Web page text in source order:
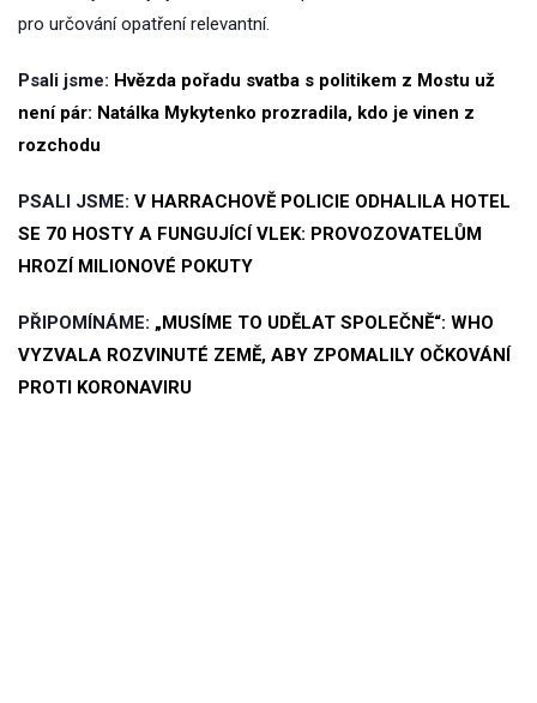
pro určování opatření relevantní.
Psali jsme: Hvězda pořadu svatba s politikem z Mostu už
není pár: Natálka Mykytenko prozradila, kdo je vinen z
rozchodu
PSALI JSME: V HARRACHOVĚ POLICIE ODHALILA HOTEL
SE 70 HOSTY A FUNGUJÍCÍ VLEK: PROVOZOVATELŮM
HROZÍ MILIONOVÉ POKUTY
PŘIPOMÍNÁME: „MUSÍME TO UDĚLAT SPOLEČNĚ“: WHO
VYZVALA ROZVINUTÉ ZEMĚ, ABY ZPOMALILY OČKOVÁNÍ
PROTI KORONAVIRU